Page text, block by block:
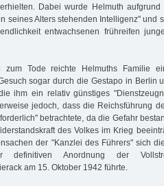
Dabei wurde Helmuth
seines Alters stehenden Intelligenz" und
entwachsenen frühreifen
zum Tode reichte Helmuths Familie
sogar durch die Gestapo in Berlin
ihm ein relativ günstiges
jedoch, dass die Reichsführung
betrachtete, da die Gefahr
des Volkes im Krieg
der "Kanzlei des Führers" sich
definitiven Anordnung der
am 15. Oktober 1942 führte.